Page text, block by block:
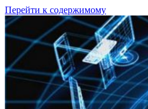
Перейти к содержимому